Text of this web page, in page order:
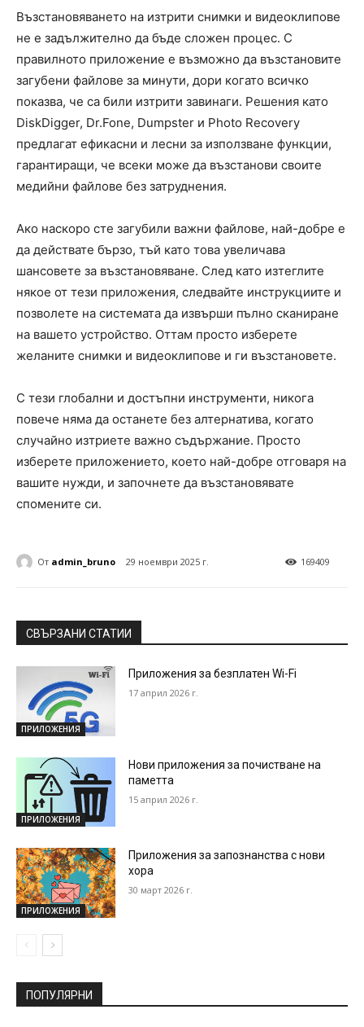
Възстановяването на изтрити снимки и видеоклипове
не е задължително да бъде сложен процес. С
правилното приложение е възможно да възстановите
загубени файлове за минути, дори когато всичко
показва, че са били изтрити завинаги. Решения като
DiskDigger, Dr.Fone, Dumpster и Photo Recovery
предлагат ефикасни и лесни за използване функции,
гарантиращи, че всеки може да възстанови своите
медийни файлове без затруднения.
Ако наскоро сте загубили важни файлове, най-добре е
да действате бързо, тъй като това увеличава
шансовете за възстановяване. След като изтеглите
някое от тези приложения, следвайте инструкциите и
позволете на системата да извърши пълно сканиране
на вашето устройство. Оттам просто изберете
желаните снимки и видеоклипове и ги възстановете.
С тези глобални и достъпни инструменти, никога
повече няма да останете без алтернатива, когато
случайно изтриете важно съдържание. Просто
изберете приложението, което най-добре отговаря на
вашите нужди, и започнете да възстановявате
спомените си.
169409
От admin_bruno 29 ноември 2025 г.
СВЪРЗАНИ СТАТИИ
ПРИЛОЖЕНИЯ
Приложения за безплатен Wi-Fi
17 април 2026 г.
ПРИЛОЖЕНИЯ
Нови приложения за почистване на
паметта
15 април 2026 г.
ПРИЛОЖЕНИЯ
Приложения за запознанства с нови
хора
30 март 2026 г.
ПОПУЛЯРНИ